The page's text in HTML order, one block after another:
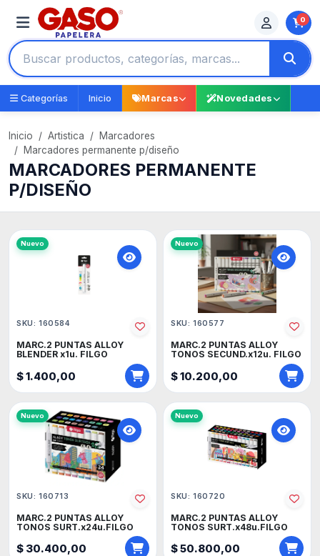
0
Categorías Inicio Marcas Novedades
Inicio Artistica
Marcadores
Marcadores permanente p/diseño
MARCADORES PERMANENTE
P/DISEÑO
Nuevo
SKU: 160584
MARC.2 PUNTAS ALLOY
BLENDER x1u. FILGO
$ 1.400,00
Nuevo
SKU: 160577
MARC.2 PUNTAS ALLOY
TONOS SECUND.x12u. FILGO
$ 10.200,00
Nuevo
SKU: 160713
MARC.2 PUNTAS ALLOY
TONOS SURT.x24u.FILGO
$ 30.400,00
Nuevo
SKU: 160720
MARC.2 PUNTAS ALLOY
TONOS SURT.x48u.FILGO
$ 50.800,00